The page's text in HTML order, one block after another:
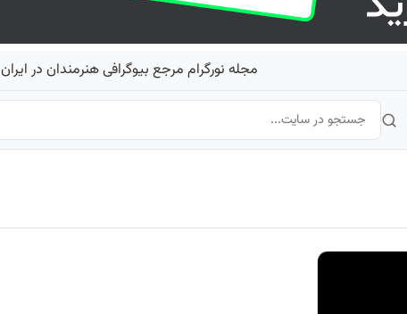
مجله نورگرام مرجع بیوگرافی هنرمندان در ایران